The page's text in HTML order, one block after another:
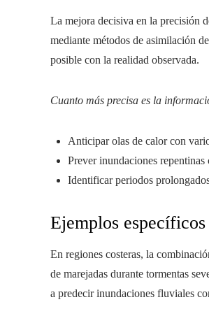
La mejora decisiva en la precisión
mediante métodos de asimilación
posible con la realidad observada.
Cuanto más precisa es la
Anticipar olas de calor con
Prever inundaciones repentinas
Identificar periodos
Ejemplos
En regiones costeras, la
de marejadas durante tormentas
a predecir inundaciones fluviales